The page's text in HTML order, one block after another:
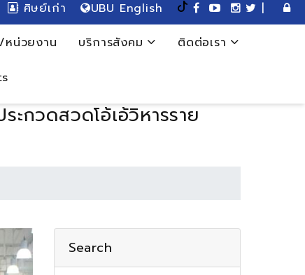
ศิษย์เก่า UBU English |
น่วยงาน บริการสังคม ติดต่อเรา
กวดสวดโอ้เอ้วิหารราย
Search